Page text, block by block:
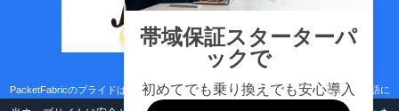
PacketFabricのプライドはサポートのスピード、ICTネットワーク技術、日本語/英語に
取り組む真面目さです。